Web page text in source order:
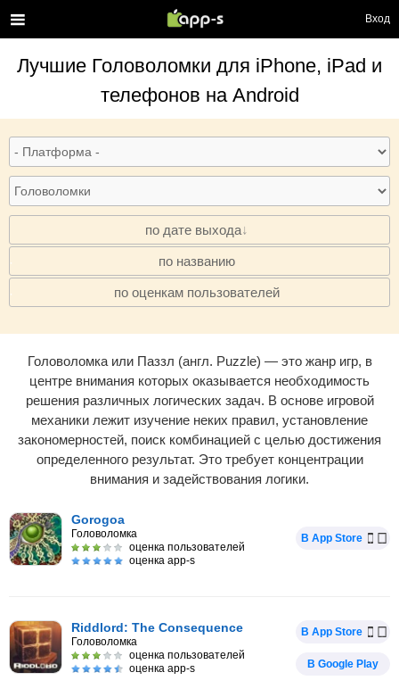
Вход
Лучшие Головоломки для iPhone, iPad и
телефонов на Android
по дате выхода
· по названию
· по оценкам пользователей
Головоломка или Паззл (англ. Puzzle) — это жанр игр, в
центре внимания которых оказывается необходимость
решения различных логических задач. В основе игровой
механики лежит изучение неких правил, установление
закономерностей, поиск комбинацией с целью достижения
определенного результат. Это требует концентрации
внимания и задействования логики.
Gorogoa
Головоломка
оценка пользователей
оценка app-s
В App Store
Riddlord: The Consequence
Головоломка
оценка пользователей
оценка app-s
В App Store
В Google Play